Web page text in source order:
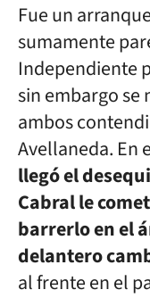
Fue un
sumamente
Independiente
sin embargo se
ambos
Avellaneda. En
llegó el
Cabral le
barrerlo en el
delantero
al frente en el